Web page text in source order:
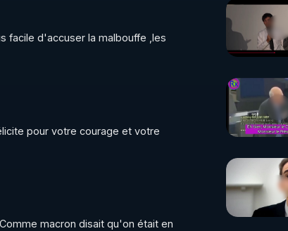
facile d'accuser la malbouffe ,les
pour votre courage et votre
macron disait qu'on était en